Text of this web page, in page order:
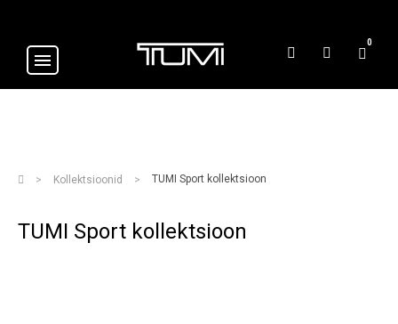
0
Kollektsioonid TUMI Sport kollektsioon
TUMI Sport kollektsioon